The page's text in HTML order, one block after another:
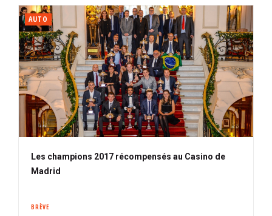
AUTO
Les champions 2017 récompensés au Casino de
Madrid
BRÈVE